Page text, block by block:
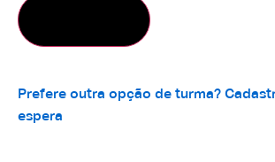
Prefere outra opção de turma?
espera